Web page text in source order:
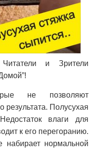
и Зрители
не позволяют
результата. Полусухая
влаги для
к его перегоранию.
нормальной